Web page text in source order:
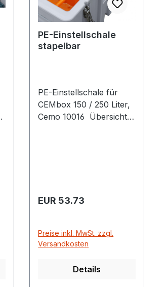
PE-Einstellschale
stapelbar
PE-Einstellschale für
CEMbox 150 / 250 Liter,
Cemo 10016 Übersicht
Regulärer Preis:
EUR 53.73
Preise inkl. MwSt. zzgl.
Versandkosten
Details